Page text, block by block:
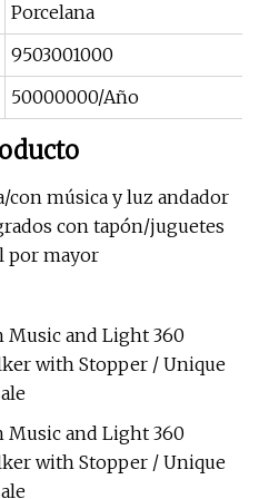
Porcelana
9503001000
50000000/Año
con música y luz andador
con tapón/juguetes
por mayor